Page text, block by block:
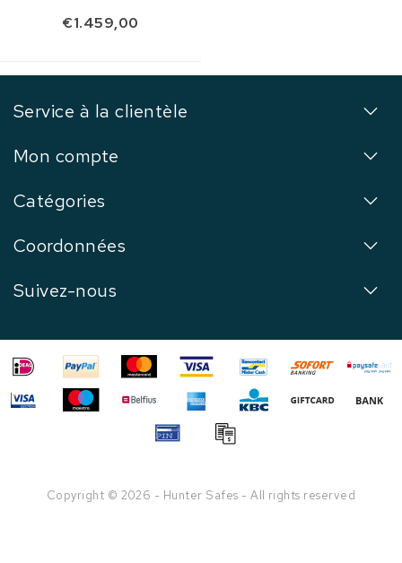
€1.459,00
Service à la clientèle
Mon compte
Catégories
Coordonnées
Suivez-nous
Copyright © 2026 - Hunter Safes - All rights reserved